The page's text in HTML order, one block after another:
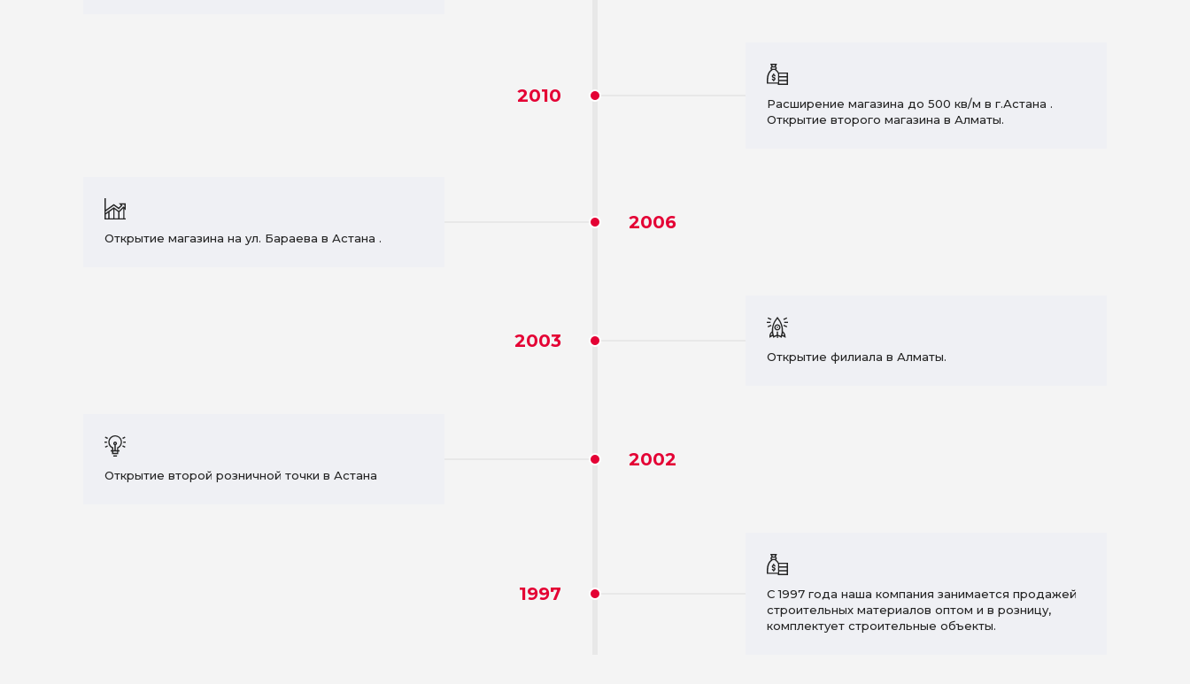
2010
Расширение магазина до 500 кв/м в г.Астана .
Открытие второго магазина в Алматы.
2006
Открытие магазина на ул. Бараева в Астана .
2003
Открытие филиала в Алматы.
2002
Открытие второй розничной точки в Астана
1997
С 1997 года наша компания занимается продажей
строительных материалов оптом и в розницу,
комплектует строительные объекты.